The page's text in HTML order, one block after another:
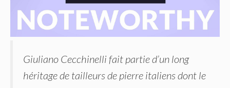
Giuliano Cecchinelli fait partie d’un long
héritage de tailleurs de pierre italiens dont le